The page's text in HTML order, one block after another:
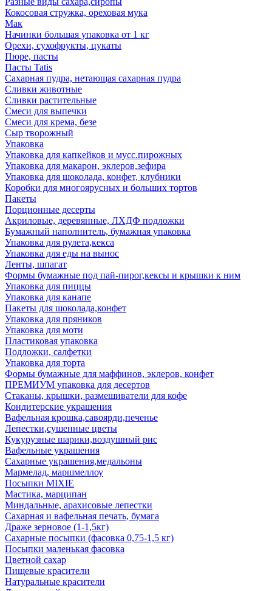
Кокосовая стружка, ореховая мука
Мак
Начинки большая упаковка от 1 кг
Орехи, сухофрукты, цукаты
Пюре, пасты
Пасты Tatis
Сахарная пудра, нетающая сахарная пудра
Сливки животные
Сливки растительные
Смеси для выпечки
Смеси для крема, безе
Сыр творожный
Упаковка
Упаковка для капкейков и мусс.пирожных
Упаковка для макарон, эклеров,зефира
Упаковка для шоколада, конфет, клубники
Коробки для многоярусных и больших тортов
Пакеты
Порционные десерты
Акриловые, деревянные, ЛХДФ подложки
Бумажный наполнитель, бумажная упаковка
Упаковка для рулета,кекса
Упаковка для еды на вынос
Ленты, шпагат
Формы бумажные под пай-пирог,кексы и крышки к ним
Упаковка для пиццы
Упаковка для канапе
Пакеты для шоколада,конфет
Упаковка для пряников
Упаковка для моти
Пластиковая упаковка
Подложки, салфетки
Упаковка для торта
Формы бумажные для маффинов, эклеров, конфет
ПРЕМИУМ упаковка для десертов
Стаканы, крышки, размешиватели для кофе
Кондитерские украшения
Вафельная крошка,савоярди,печенье
Лепестки,сушенные цветы
Кукурузные шарики,воздушный рис
Вафельные украшения
Сахарные украшения,медальоны
Мармелад, маршмеллоу
Посыпки MIXIE
Мастика, марципан
Миндальные, арахисовые лепестки
Сахарная и вафельная печать, бумага
Драже зерновое (1-1,5кг)
Сахарные посыпки (фасовка 0,75-1,5 кг)
Посыпки маленькая фасовка
Цветной сахар
Пищевые красители
Натуральные красители